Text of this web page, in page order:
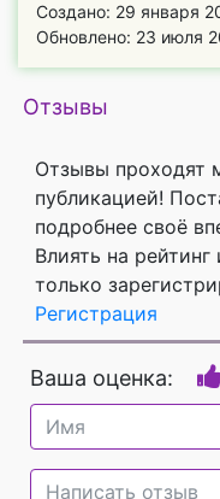
Создано: 29 января
Обновлено: 23 июля
Отзывы
Отзывы проходят
публикацией!
подробнее своё
Влиять на
только
Регистрация
Ваша оценка: